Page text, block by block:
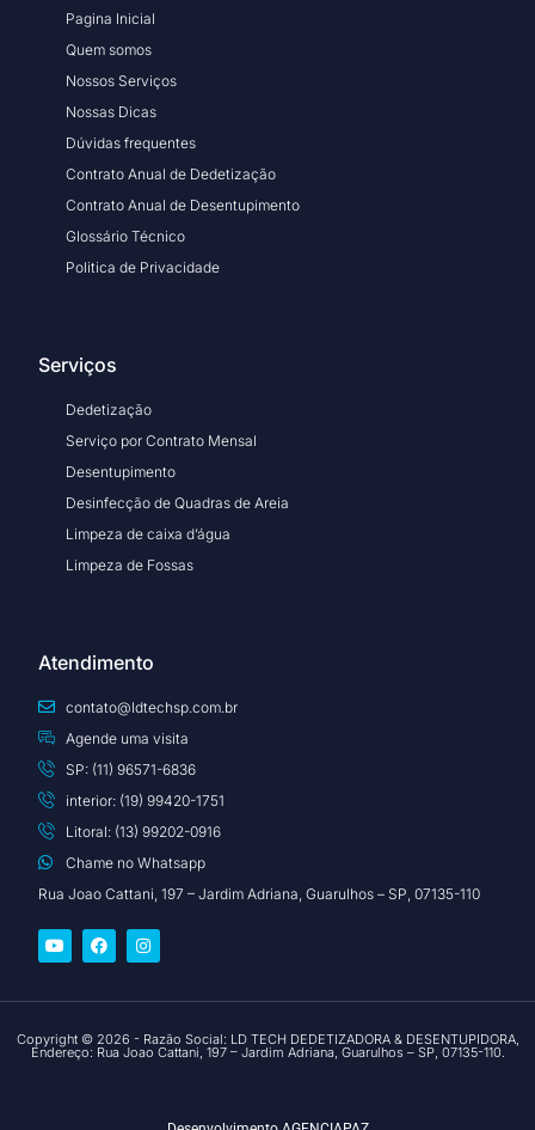
Pagina Inicial
Quem somos
Nossos Serviços
Nossas Dicas
Dúvidas frequentes
Contrato Anual de Dedetização
Contrato Anual de Desentupimento
Glossário Técnico
Politica de Privacidade
Serviços
Dedetização
Serviço por Contrato Mensal
Desentupimento
Desinfecção de Quadras de Areia
Limpeza de caixa d’água
Limpeza de Fossas
Atendimento
contato@ldtechsp.com.br
Agende uma visita
SP: (11) 96571-6836
interior: (19) 99420-1751
Litoral: (13) 99202-0916
Chame no Whatsapp
Rua Joao Cattani, 197 – Jardim Adriana, Guarulhos – SP, 07135-110
Copyright © 2026 - Razão Social: LD TECH DEDETIZADORA & DESENTUPIDORA,
Endereço: Rua Joao Cattani, 197 – Jardim Adriana, Guarulhos – SP, 07135-110.